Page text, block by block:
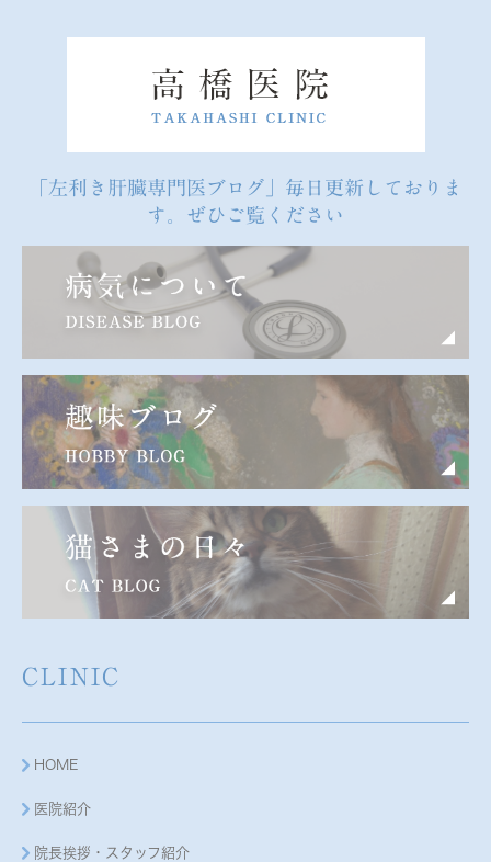
「左利き肝臓専門医ブログ」毎日更新しておりま
す。ぜひご覧ください
CLINIC
HOME
医院紹介
院長挨拶・スタッフ紹介